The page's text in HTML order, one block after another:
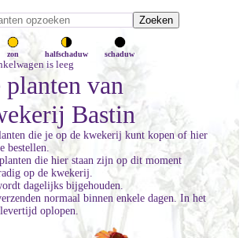
zon halfschaduw schaduw
is leeg
planten van
Bastin
die je op de kwekerij kunt kopen of hier
bestellen.
die hier staan zijn op dit moment
op de kwekerij.
dagelijks bijgehouden.
normaal binnen enkele dagen. In het
oplopen.